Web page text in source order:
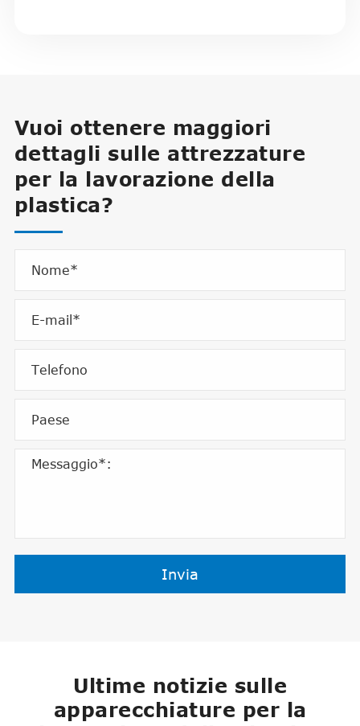
Vuoi ottenere maggiori
dettagli sulle attrezzature
per la lavorazione della
plastica?
Invia
Ultime notizie sulle
apparecchiature per la